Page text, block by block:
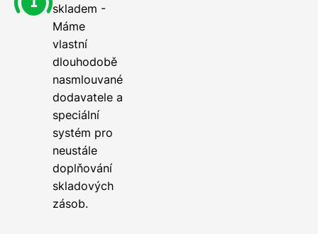
skladem -
Máme
vlastní
dlouhodobě
nasmlouvané
dodavatele a
speciální
systém pro
neustále
doplňování
skladových
zásob.